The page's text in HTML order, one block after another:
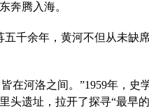
奔腾入海。
千余年，黄河不但从未缺
在河洛之间。”1959年，
头遗址，拉开了探寻“最早的